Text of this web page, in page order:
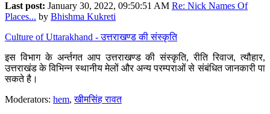
Last post: January 30, 2022, 09:50:51 AM Re: Nick Names Of
Places... by Bhishma Kukreti
Culture of Uttarakhand - उत्तराखण्ड की संस्कृति
इस विभाग के अर्न्तगत आप उत्तराखण्ड की संस्कृति, रीति रिवाज, त्यौहार,
उत्तराखंड के विभिन्न स्थानीय मेलों और अन्य परम्पराओं से संबंधित जानकारी पा
सकते है।
Moderators: hem,खीमसिंह रावत